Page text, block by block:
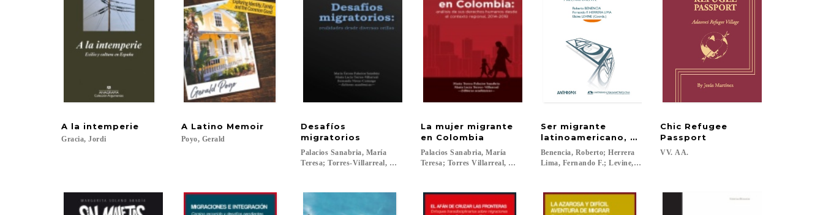
A la intemperie
Gracia, Jordi
A Latino Memoir
Poyo, Gerald
Desafíos
migratorios
Palacios Sanabria, María
Teresa; Torres-Villarreal, María Lucía; Navas-Camargo, Fernanda...
La mujer migrante
en Colombia
Palacios Sanabria, María
Teresa; Torres Villarreal, María Lucía...
Ser migrante
latinoamericano, ser vulnerable, trabajar
Benencia, Roberto; Herrera
Lima, Fernando F.; Levine, Elaine (coords.)...
Chic Refugee
Passport
VV. AA.